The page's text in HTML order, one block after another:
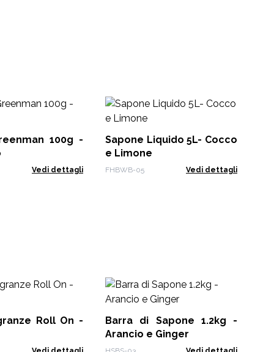
100g -
Vedi dettagli
Sapone Liquido 5L- Cocco
e Limone
FHBWB-05 Vedi dettagli
Roll On -
Barra di Sapone 1.2kg -
Arancio e Ginger